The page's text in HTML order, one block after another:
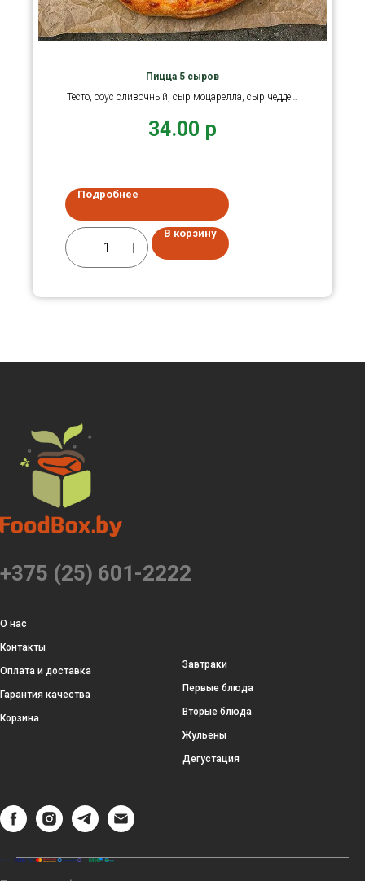
Пицца 5 сыров
Тесто, соус сливочный, сыр моцарелла, сыр чеддер,
34.00 р
Подробнее
В корзину
+375 (25) 601-2222
О нас
Контакты
Оплата и доставка
Гарантия качества
Корзина
Завтраки
Первые блюда
Вторые блюда
Жульены
Дегустация